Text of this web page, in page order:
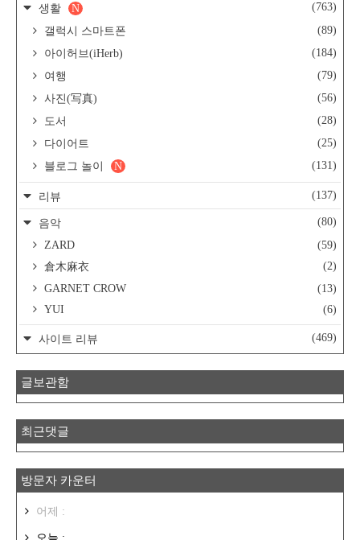
생활 (763)
N
갤럭시 스마트폰
(89)
아이허브(iHerb)
(184)
여행
(79)
사진(写真)
(56)
도서
(28)
다이어트
(25)
블로그 놀이
(131)
N
리뷰 (137)
음악
(80)
ZARD
(59)
倉木麻衣
(2)
GARNET CROW
(13)
YUI
(6)
사이트 리뷰 (469)
글보관함
최근댓글
방문자 카운터
어제 :